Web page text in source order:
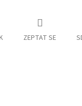
ZEPTAT SE